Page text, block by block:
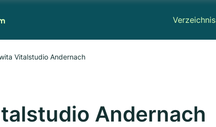
Verzeichnis
Vitalstudio Andernach
Andernach